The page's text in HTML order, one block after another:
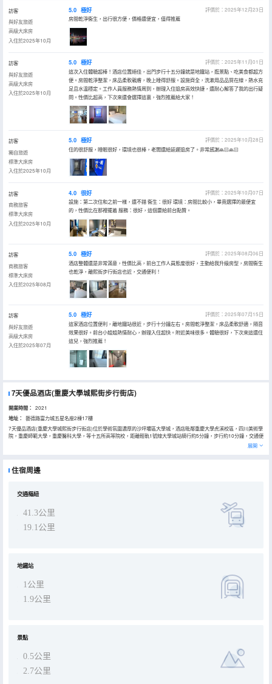
訪客
與好友旅遊
高級大床房
入住於2025年10月
5.0 極好
評價於：2025年12月23日
房間乾淨衞生，出行很方便，價格還便宜，值得推薦
訪客
與好友旅遊
高級大床房
入住於2025年10月
5.0 極好
評價於：2025年11月01日
這次入住體驗超棒！酒店位置絕佳，出門步行十五分鐘就是地鐵站，逛景點、吃美食都超方
便。房間乾淨整潔，床品柔軟親膚，晚上睡得舒服。設施齊全，洗漱用品品質在線，熱水充
足且水温穩定。工作人員服務熱情周到，辦理入住退房高效快捷，還耐心解答了我的出行疑
問。性價比超高，下次來還會選擇這裏，強烈推薦給大家！
訪客
獨自旅遊
標準大床房
入住於2025年10月
5.0 極好
評價於：2025年10月28日
住的很舒服，睡眠很好，環境也很棒，老闆還給延遲退房了。非常感謝🙏🏻🙏🏻
訪客
商務旅客
標準大床房
入住於2025年10月
4.0 很好
評價於：2025年10月07日
設施：第二次住和之前一樣，還不錯 衞生：很好 環境：房間比較小，畢竟選擇的最便宜
的，性價比在那裡擺着 服務：很好，這個要給前台點贊。
訪客
商務旅客
標準大床房
入住於2025年08月
5.0 極好
評價於：2025年08月06日
酒店整體還是非常滿意，性價比高，前台工作人員態度很好，主動給我升級房型，房間衞生
也乾淨，離熙街步行街店也近，交通便利！
訪客
與好友旅遊
高級大床房
入住於2025年07月
5.0 極好
評價於：2025年07月15日
這家酒店位置便利，離地鐵站很近，步行十分鐘左右。房間乾淨整潔，床品柔軟舒適，隔音
效果很好。前台小姐姐熱情耐心，辦理入住超快。附近美味很多。體驗很好，下次來這還住
這兒，強烈推薦！
7天優品酒店(重慶大學城熙街步行街店)
開業時間： 2021
地址：
藝德路富力城五星名座2棟17樓
7天優品酒店(重慶大學城熙街步行街店)位於學術氛圍濃厚的沙坪壩區大學城，酒店毗鄰重慶大學虎溪校區，四川美術學
院，重慶師範大學，重慶醫科大學，等十五所高等院校，距離輕軌1號線大學城站騎行約5分鐘，步行約10分鐘，交通便
利，到重慶各大商圈及網紅景點例如乘坐地鐵1號線可直達著名的磁器口古鎮，三峽廣場，解放碑商圈等等景區。離熙
街美食一條街步行5分鐘就能到，本酒店周圍生態環境優美，本酒店交通便捷；文化氛圍濃郁、科技產業發達、綜合配
物、休閒、餐娛、娛樂、觀光、商務、服務、社交等全部業態囊括其中。客房寬敞、明亮並配有落地窗；同時還為您提
展開
住宿周邊
交通樞紐
41.3公里
19.1公里
地鐵站
1公里
1.9公里
景點
0.5公里
2.7公里